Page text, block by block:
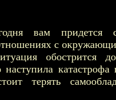
вам придется
с
обострится
наступила
терять